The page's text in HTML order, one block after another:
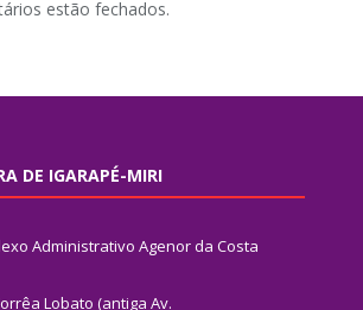
estão fechados.
DE IGARAPÉ-MIRI
Administrativo Agenor da Costa
Lobato (antiga Av.